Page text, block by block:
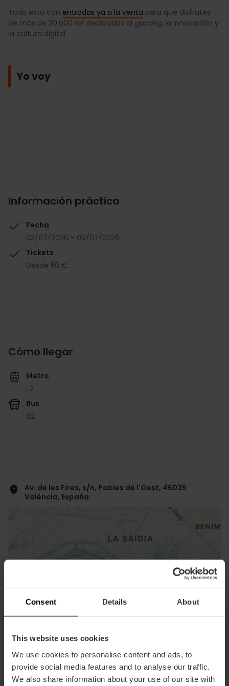
Consent Details About
This website uses cookies
We use cookies to personalise content and ads, to
provide social media features and to analyse our traffic.
We also share information about your use of our site with
Todo esto con entradas ya a la venta para que disfrutes
de más de 30.000 m² dedicados al gaming, la innovación y
la cultura digital.
Yo voy
Información práctica
Fecha
03/07/2026 - 06/07/2026
Tickets
Desde 50 €.
Cómo llegar
Metro
L2
Bus
62
Av. de les Fires, s/n, Pobles de l'Oest, 46035
València, España
Activar mapa